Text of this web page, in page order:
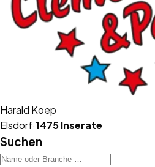
Harald Koep
Elsdorf·1475Inserate
Suchen